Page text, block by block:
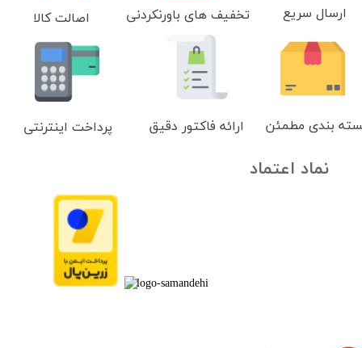
ارسال سریع اصالت کالا تخفیف های باورنکردنی
بندی مطمئن ارائه فاکتور دقیق پرداخت اینترنتی
نماد اعتماد